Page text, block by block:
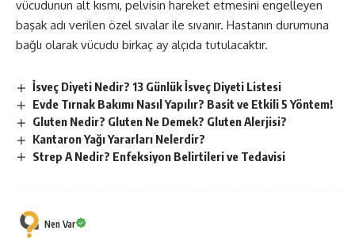
vücudunun alt kısmı, pelvisin hareket etmesini engelleyen
başak adı verilen özel sıvalar ile sıvanır. Hastanın durumuna
bağlı olarak vücudu birkaç ay alçıda tutulacaktır.
İsveç Diyeti Nedir? 13 Günlük İsveç Diyeti Listesi
Evde Tırnak Bakımı Nasıl Yapılır? Basit ve Etkili 5 Yöntem!
Gluten Nedir? Gluten Ne Demek? Gluten Alerjisi?
Kantaron Yağı Yararları Nelerdir?
Strep A Nedir? Enfeksiyon Belirtileri ve Tedavisi
Nen Var